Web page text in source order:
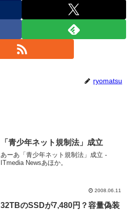
ryomatsu
「青少年ネット規制法」成立
あーあ「青少年ネット規制法」成立 -
ITmedia Newsあほか。
2008.06.11
32TBのSSDが7,480円？容量偽装